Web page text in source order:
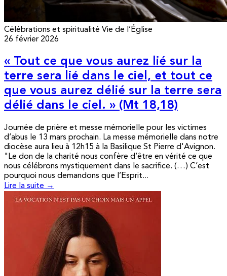
Célébrations et spiritualité Vie de l’Église
26 février 2026
« Tout ce que vous aurez lié sur la
terre sera lié dans le ciel, et tout ce
que vous aurez délié sur la terre sera
délié dans le ciel. » (Mt 18,18)
Journée de prière et messe mémorielle pour les victimes
d’abus le 13 mars prochain. La messe mémorielle dans notre
diocèse aura lieu à 12h15 à la Basilique St Pierre d'Avignon.
"Le don de la charité nous confère d’être en vérité ce que
nous célébrons mystiquement dans le sacrifice. (…) C’est
pourquoi nous demandons que l’Esprit...
Lire la suite →